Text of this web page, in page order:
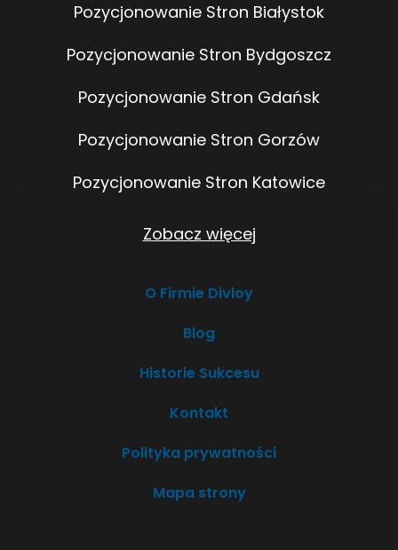
Pozycjonowanie Stron Białystok
Pozycjonowanie Stron Bydgoszcz
Pozycjonowanie Stron Gdańsk
Pozycjonowanie Stron Gorzów
Pozycjonowanie Stron Katowice
Pozycjonowanie Stron Kielce
Zobacz więcej
O Firmie Divloy
Blog
Historie Sukcesu
Kontakt
Polityka prywatności
Mapa strony